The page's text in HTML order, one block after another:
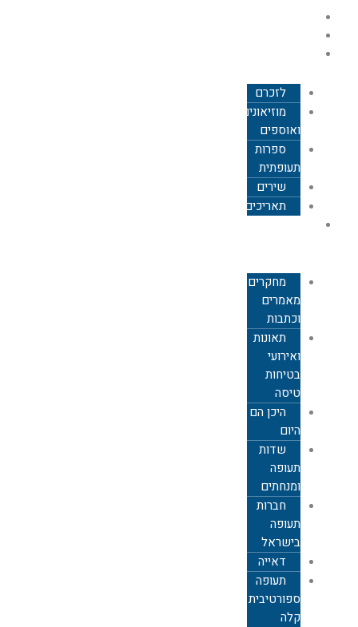
לזכרם
מוזיאונים
ואוספים
ספרות
תעופתית
שירים
תאריכים
מחקרים,
מאמרים
וכתבות
תאונות
ואירועי
בטיחות
טיסה
היכן הם
היום
שדות
תעופה
ומנחתים
חברות
תעופה
בישראל
דאייה
תעופה
ספורטיבית
קלה